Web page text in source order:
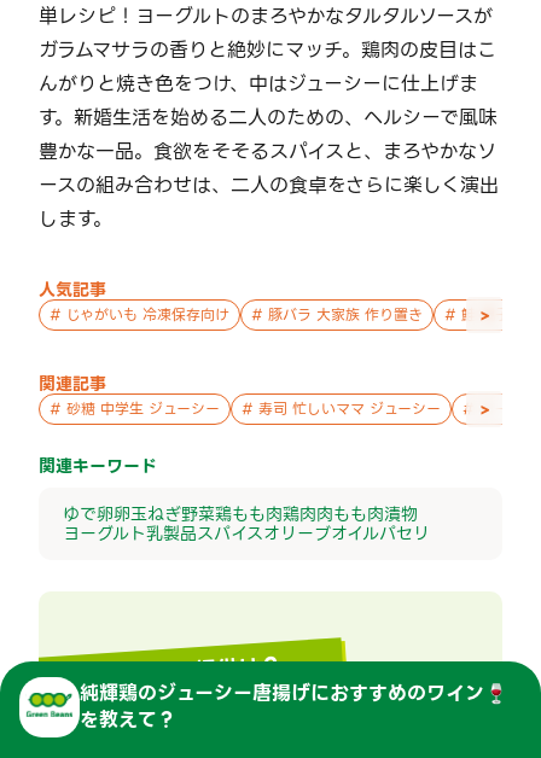
単レシピ！ヨーグルトのまろやかなタルタルソースが
ガラムマサラの香りと絶妙にマッチ。鶏肉の皮目はこ
んがりと焼き色をつけ、中はジューシーに仕上げま
す。新婚生活を始める二人のための、ヘルシーで風味
豊かな一品。食欲をそそるスパイスと、まろやかなソ
ースの組み合わせは、二人の食卓をさらに楽しく演出
します。
人気記事
# じゃがいも 冷凍保存向け # 豚バラ 大家族 作り置き # 鮭 親子 作
>
関連記事
# 砂糖 中学生 ジューシー # 寿司 忙しいママ ジューシー # チーズ
>
関連キーワード
ゆで卵卵玉ねぎ野菜鶏もも肉鶏肉肉もも肉漬物
ヨーグルト乳製品スパイスオリーブオイルパセリ
このレシピの提供は？
純輝鶏のジューシー唐揚げにおすすめのワイン🍷
を教えて？